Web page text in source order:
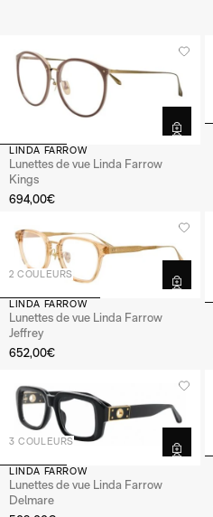
LINDA FARROW
Lunettes de vue Linda Farrow
Kings
694,00€
2 COULEURS
LINDA FARROW
Lunettes de vue Linda Farrow
Jeffrey
652,00€
3 COULEURS
LINDA FARROW
Lunettes de vue Linda Farrow
Delmare